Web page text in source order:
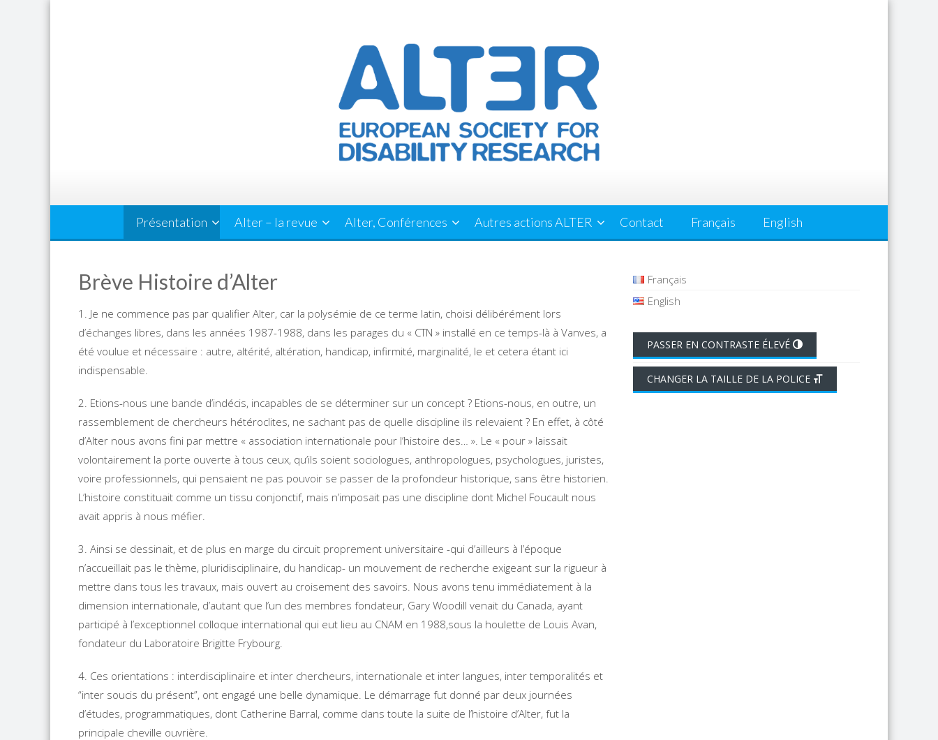
Présentation Alter – la revue Alter, Conférences Autres actions ALTER Contact Français English
Brève Histoire d’Alter
1. Je ne commence pas par qualifier Alter, car la polysémie de ce terme latin, choisi délibérément lors
d’échanges libres, dans les années 1987-1988, dans les parages du « CTN » installé en ce temps-là à Vanves, a
été voulue et nécessaire : autre, altérité, altération, handicap, infirmité, marginalité, le et cetera étant ici
indispensable.
2. Etions-nous une bande d’indécis, incapables de se déterminer sur un concept ? Etions-nous, en outre, un
rassemblement de chercheurs hétéroclites, ne sachant pas de quelle discipline ils relevaient ? En effet, à côté
d’Alter nous avons fini par mettre « association internationale pour l’histoire des… ». Le « pour » laissait
volontairement la porte ouverte à tous ceux, qu’ils soient sociologues, anthropologues, psychologues, juristes,
voire professionnels, qui pensaient ne pas pouvoir se passer de la profondeur historique, sans être historien.
L’histoire constituait comme un tissu conjonctif, mais n’imposait pas une discipline dont Michel Foucault nous
avait appris à nous méfier.
3. Ainsi se dessinait, et de plus en marge du circuit proprement universitaire -qui d’ailleurs à l’époque
n’accueillait pas le thème, pluridisciplinaire, du handicap- un mouvement de recherche exigeant sur la rigueur à
mettre dans tous les travaux, mais ouvert au croisement des savoirs. Nous avons tenu immédiatement à la
dimension internationale, d’autant que l’un des membres fondateur, Gary Woodill venait du Canada, ayant
participé à l’exceptionnel colloque international qui eut lieu au CNAM en 1988,sous la houlette de Louis Avan,
fondateur du Laboratoire Brigitte Frybourg.
4. Ces orientations : interdisciplinaire et inter chercheurs, internationale et inter langues, inter temporalités et
“inter soucis du présent”, ont engagé une belle dynamique. Le démarrage fut donné par deux journées
d’études, programmatiques, dont Catherine Barral, comme dans toute la suite de l’histoire d’Alter, fut la
principale cheville ouvrière.
Français
English
PASSER EN CONTRASTE ÉLEVÉ
CHANGER LA TAILLE DE LA POLICE